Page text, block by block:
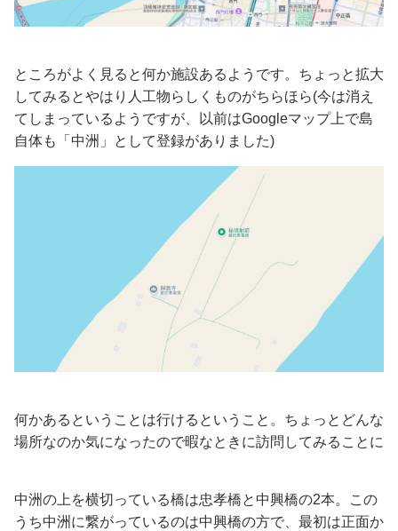
ところがよく見ると何か施設あるようです。ちょっと拡大
してみるとやはり人工物らしくものがちらほら(今は消え
てしまっているようですが、以前はGoogleマップ上で島
自体も「中洲」として登録がありました)
何かあるということは行けるということ。ちょっとどんな
場所なのか気になったので暇なときに訪問してみることに
中洲の上を横切っている橋は忠孝橋と中興橋の2本。この
うち中洲に繋がっているのは中興橋の方で、最初は正面か